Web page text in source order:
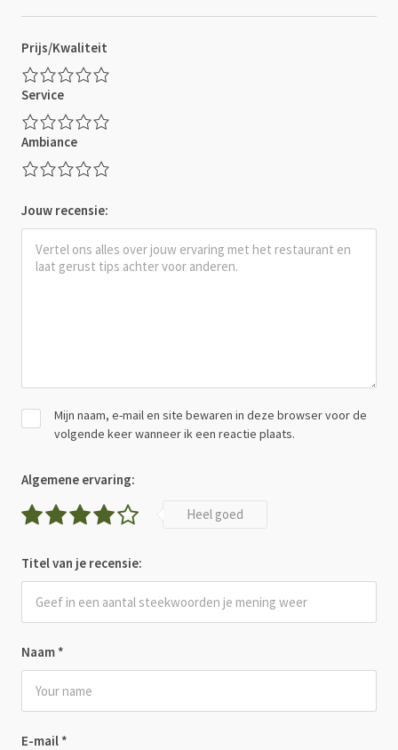
Prijs/Kwaliteit
Service
Ambiance
Jouw recensie:
Naam *
E-mail *
Mijn naam, e-mail en site bewaren in deze browser voor de
volgende keer wanneer ik een reactie plaats.
Algemene ervaring:
Heel goed
Titel van je recensie: